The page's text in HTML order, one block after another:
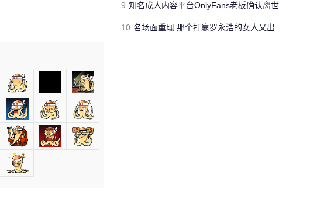
9 知名成人内容平台OnlyFans老板确认离世 享年43岁
10 名场面重现 那个打赢罗永浩的女人又出现了